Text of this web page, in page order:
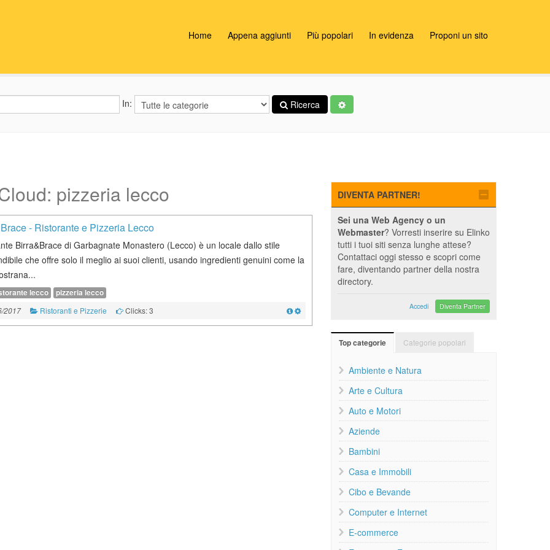
Home Appena aggiunti Più popolari In evidenza Proponi un sito
In: Ricerca
pizzeria lecco
- Ristorante e Pizzeria Lecco
Birra&Brace di Garbagnate Monastero (Lecco) è un locale dallo stile
che offre solo il meglio ai suoi clienti, usando ingredienti genuini come la
lecco pizzeria lecco
2017 Ristoranti e Pizzerie Clicks: 3
DIVENTA PARTNER!
Sei una Web Agency o un
Webmaster? Vorresti inserire su Elinko
tutti i tuoi siti senza lunghe attese?
Contattaci oggi stesso e scopri come
fare, diventando partner della nostra
directory.
Accedi Diventa Partner
Top categorie Categorie popolari
Ambiente e Natura
Arte e Cultura
Auto e Motori
Aziende
Bambini
Casa e Immobili
Cibo e Bevande
Computer e Internet
E-commerce